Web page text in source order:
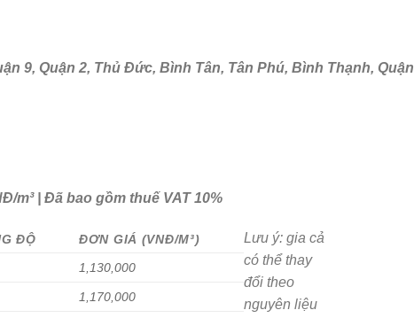
9, Quận 2, Thủ Đức, Bình Tân, Tân Phú, Bình Thạnh, Quận
m³ | Đã bao gồm thuế VAT 10%
ĐỘ
ĐƠN GIÁ (VNĐ/M³)
1,130,000
1,170,000
Lưu ý: gia cả
có thể thay
đổi theo
nguyên liệu